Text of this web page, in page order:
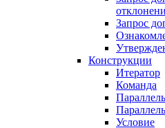
Запрос
Конструкции
Итератор
Команда
Условие